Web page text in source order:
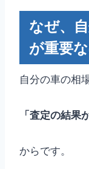
なぜ、
が重要
自分の車の相
「査定の結果
からです。